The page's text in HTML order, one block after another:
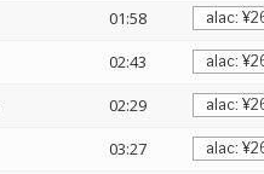
01:58
02:43
02:29
03:27